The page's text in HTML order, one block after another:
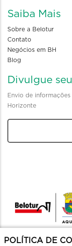
Saiba Mais
Sobre a Belotur
Contato
Negócios em BH
Blog
Divulgue
Envio de
Horizonte
POLÍTICA DE